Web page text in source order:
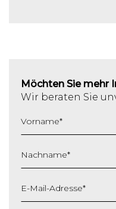
Möchten Sie mehr
Wir beraten Sie
Vorname*
Nachname*
E-Mail-Adresse*